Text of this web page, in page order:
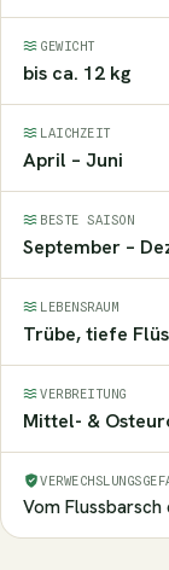
GEWICHT
bis ca. 12 kg
LAICHZEIT
April – Juni
BESTE SAISON
September –
LEBENSRAUM
Trübe, tiefe
VERBREITUNG
Mittel- &
Vom